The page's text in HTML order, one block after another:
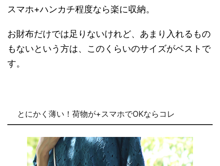
スマホ+ハンカチ程度なら楽に収納。
お財布だけでは足りないけれど、あまり入れるもの
もないという方は、このくらいのサイズがベストで
す。
とにかく薄い！荷物が+スマホでOKならコレ